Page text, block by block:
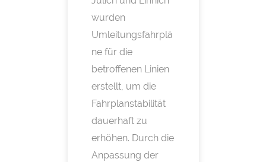
wurden
Umleitungsfahrplä
ne für die
betroffenen Linien
erstellt, um die
Fahrplanstabilität
dauerhaft zu
erhöhen. Durch die
Anpassung der